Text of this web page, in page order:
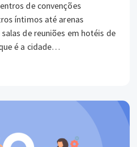
de convenções
íntimos até arenas
de reuniões em hotéis de
é a cidade…